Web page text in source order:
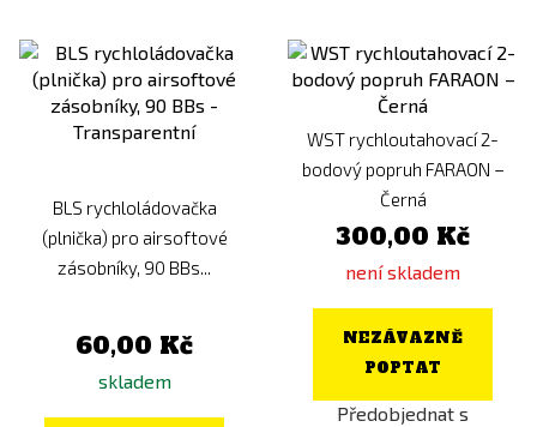
BLS rychloládovačka
(plnička) pro airsoftové
zásobníky, 90 BBs...
60,00 Kč
skladem
WST rychloutahovací 2-
bodový popruh FARAON –
Černá
300,00 Kč
není skladem
NEZÁVAZNĚ
POPTAT
Předobjednat s